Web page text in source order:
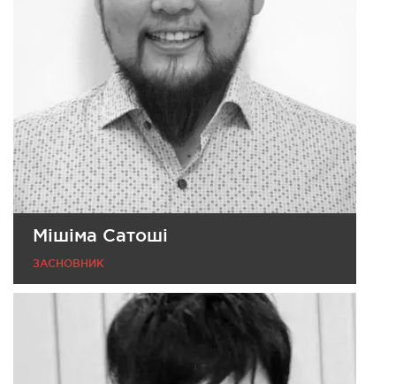
Мішіма Сатоші
ЗАСНОВНИК